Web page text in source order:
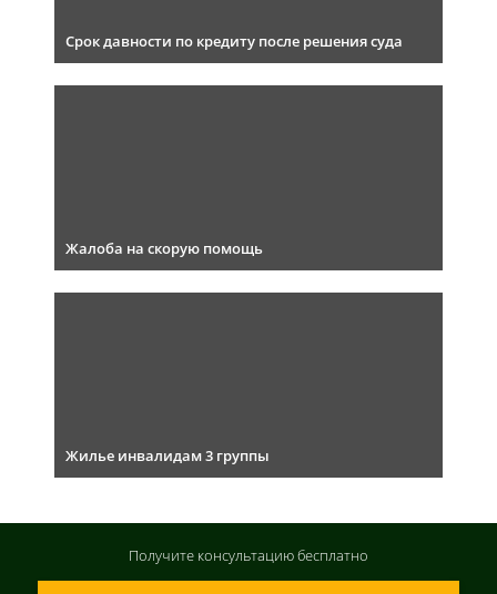
Срок давности по кредиту после решения суда
Жалоба на скорую помощь
Жилье инвалидам 3 группы
Получите консультациюбесплатно